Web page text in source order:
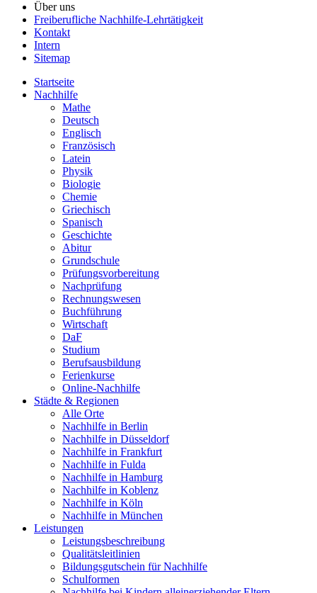
Über uns
Freiberufliche Nachhilfe-Lehrtätigkeit
Kontakt
Intern
Sitemap
Startseite
Nachhilfe
Mathe
Deutsch
Englisch
Französisch
Latein
Physik
Biologie
Chemie
Griechisch
Spanisch
Geschichte
Abitur
Grundschule
Prüfungsvorbereitung
Nachprüfung
Rechnungswesen
Buchführung
Wirtschaft
DaF
Studium
Berufsausbildung
Ferienkurse
Online-Nachhilfe
Städte & Regionen
Alle Orte
Nachhilfe in Berlin
Nachhilfe in Düsseldorf
Nachhilfe in Frankfurt
Nachhilfe in Fulda
Nachhilfe in Hamburg
Nachhilfe in Koblenz
Nachhilfe in Köln
Nachhilfe in München
Leistungen
Leistungsbeschreibung
Qualitätsleitlinien
Bildungsgutschein für Nachhilfe
Schulformen